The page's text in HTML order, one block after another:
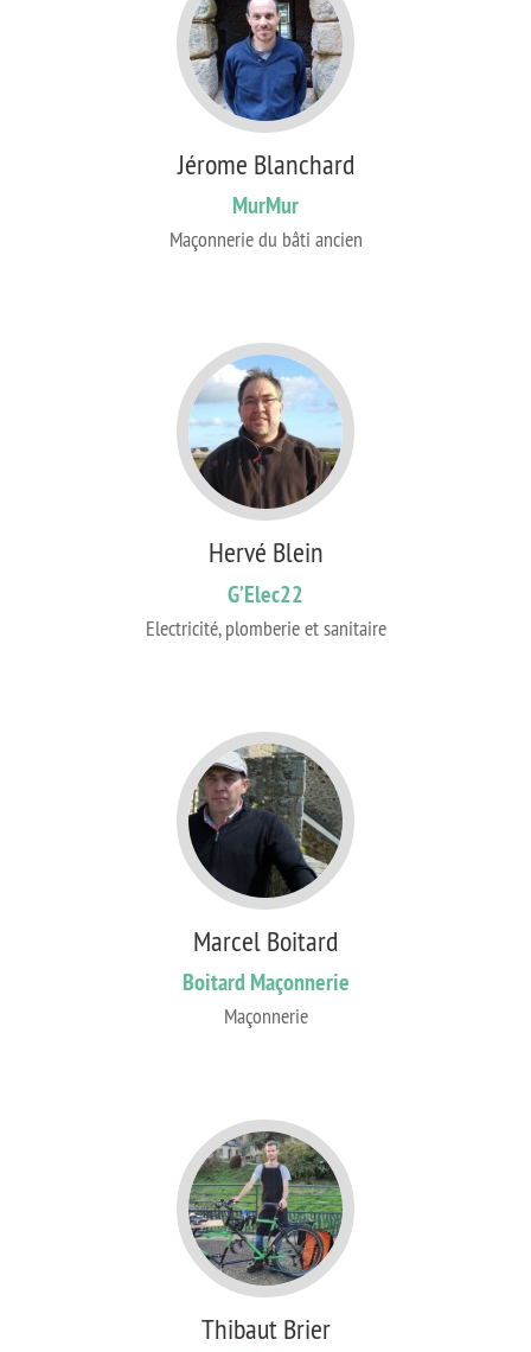
Jérome Blanchard
MurMur
Maçonnerie du bâti ancien
Hervé Blein
G’Elec22
Electricité, plomberie et sanitaire
Marcel Boitard
Boitard Maçonnerie
Maçonnerie
Thibaut Brier